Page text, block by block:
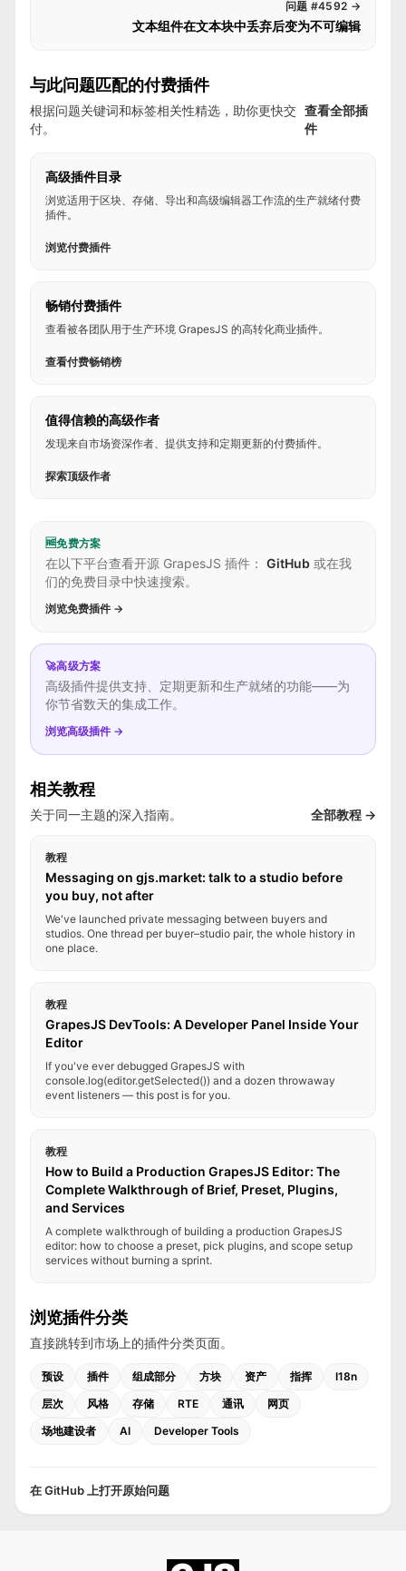
问题 #4592 →
文本组件在文本块中丢弃后变为不可编辑
与此问题匹配的付费插件
根据问题关键词和标签相关性精选，助你更快交
付。
查看全部插
件
高级插件目录
浏览适用于区块、存储、导出和高级编辑器工作流的生产就绪付费
插件。
浏览付费插件
畅销付费插件
查看被各团队用于生产环境 GrapesJS 的高转化商业插件。
查看付费畅销榜
值得信赖的高级作者
发现来自市场资深作者、提供支持和定期更新的付费插件。
探索顶级作者
🆓免费方案
在以下平台查看开源 GrapesJS 插件： GitHub 或在我
们的免费目录中快速搜索。
浏览免费插件 →
🚀高级方案
高级插件提供支持、定期更新和生产就绪的功能——为
你节省数天的集成工作。
浏览高级插件 →
相关教程
关于同一主题的深入指南。 全部教程 →
教程
Messaging on gjs.market: talk to a studio before
you buy, not after
We've launched private messaging between buyers and
studios. One thread per buyer–studio pair, the whole history in
one place.
教程
GrapesJS DevTools: A Developer Panel Inside Your
Editor
If you've ever debugged GrapesJS with
console.log(editor.getSelected()) and a dozen throwaway
event listeners — this post is for you.
教程
How to Build a Production GrapesJS Editor: The
Complete Walkthrough of Brief, Preset, Plugins,
and Services
A complete walkthrough of building a production GrapesJS
editor: how to choose a preset, pick plugins, and scope setup
services without burning a sprint.
浏览插件分类
直接跳转到市场上的插件分类页面。
预设 插件 组成部分 方块 资产 指挥
I18n
层次
风格 存储 RTE 通讯
网页
场地建设者
AI Developer Tools
在 GitHub 上打开原始问题